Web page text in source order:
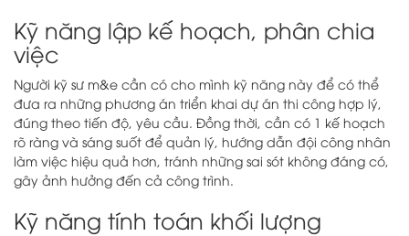
Kỹ năng lập kế hoạch, phân chia
việc
Người kỹ sư m&e cần có cho mình kỹ năng này để có thể
đưa ra những phương án triển khai dự án thi công hợp lý,
đúng theo tiến độ, yêu cầu. Đồng thời, cần có 1 kế hoạch
rõ ràng và sáng suốt để quản lý, hướng dẫn đội công nhân
làm việc hiệu quả hơn, tránh những sai sót không đáng có,
gây ảnh hưởng đến cả công trình.
Kỹ năng tính toán khối lượng